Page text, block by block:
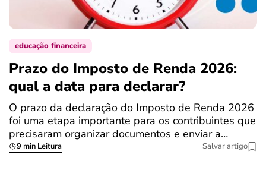
educação financeira
Prazo do Imposto de Renda 2026:
qual a data para declarar?
O prazo da declaração do Imposto de Renda 2026
foi uma etapa importante para os contribuintes que
precisaram organizar documentos e enviar a…
9 min Leitura Salvar artigo